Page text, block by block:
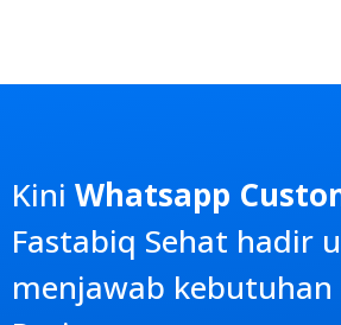
Kini Whatsapp
Fastabiq Sehat hadir
menjawab